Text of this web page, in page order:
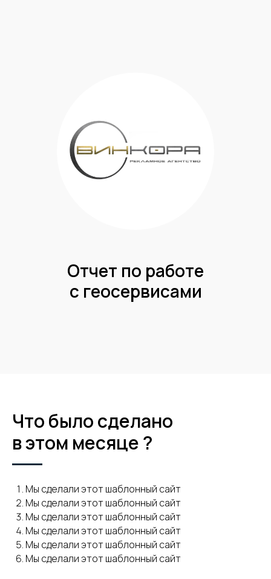
Отчет по работе
с геосервисами
Что было сделано
в этом месяце ?
Мы сделали этот шаблонный сайт
Мы сделали этот шаблонный сайт
Мы сделали этот шаблонный сайт
Мы сделали этот шаблонный сайт
Мы сделали этот шаблонный сайт
Мы сделали этот шаблонный сайт